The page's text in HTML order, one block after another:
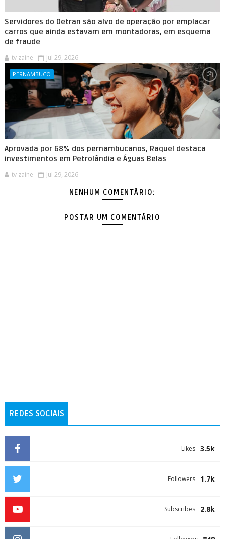
Servidores do Detran são alvo de operação por emplacar
carros que ainda estavam em montadoras, em esquema
de fraude
tv zaine Jul 29, 2026
PERNAMBUCO
Aprovada por 68% dos pernambucanos, Raquel destaca
investimentos em Petrolândia e Águas Belas
tv zaine Jul 29, 2026
NENHUM COMENTÁRIO:
POSTAR UM COMENTÁRIO
REDES SOCIAIS
3.5k
Likes
1.7k
Followers
2.8k
Subscribes